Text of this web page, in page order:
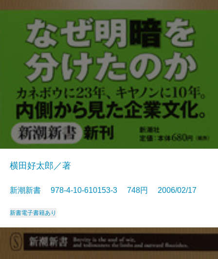
横田好太郎／著
新潮新書 978-4-10-610153-3 748円 2006/02/17
新書電子書籍あり